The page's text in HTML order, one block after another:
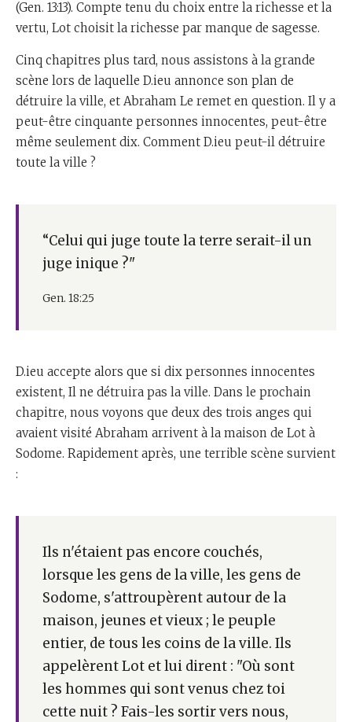
(Gen. 13:13). Compte tenu du choix entre la richesse et la
vertu, Lot choisit la richesse par manque de sagesse.
Cinq chapitres plus tard, nous assistons à la grande
scène lors de laquelle D.ieu annonce son plan de
détruire la ville, et Abraham Le remet en question. Il y a
peut-être cinquante personnes innocentes, peut-être
même seulement dix. Comment D.ieu peut-il détruire
toute la ville ?
“Celui qui juge toute la terre serait-il un
juge inique ?"
Gen. 18:25
D.ieu accepte alors que si dix personnes innocentes
existent, Il ne détruira pas la ville. Dans le prochain
chapitre, nous voyons que deux des trois anges qui
avaient visité Abraham arrivent à la maison de Lot à
Sodome. Rapidement après, une terrible scène survient
:
Ils n'étaient pas encore couchés,
lorsque les gens de la ville, les gens de
Sodome, s'attroupèrent autour de la
maison, jeunes et vieux ; le peuple
entier, de tous les coins de la ville. Ils
appelèrent Lot et lui dirent : "Où sont
les hommes qui sont venus chez toi
cette nuit ? Fais-les sortir vers nous,